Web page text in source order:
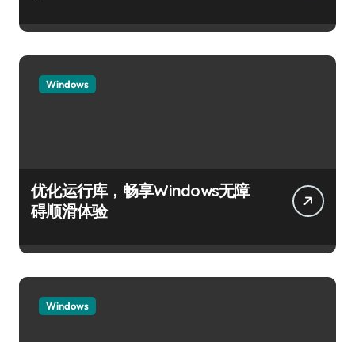
Windows
优化运行库，畅享Windows无障
碍顺滑体验
Windows